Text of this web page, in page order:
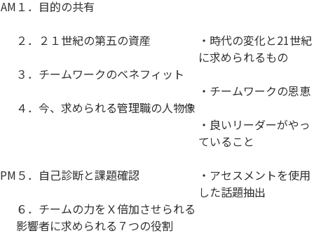
AM １．目的の共有
２．２１世紀の第五の資産
３．チームワークのベネフィット
４．今、求められる管理職の人物像
・時代の変化と21世紀
に求められるもの
・チームワークの恩恵
・良いリーダーがやっ
ていること
PM ５．自己診断と課題確認
６．チームの力をＸ倍加させられる
影響者に求められる７つの役割
・アセスメントを使用
した話題抽出